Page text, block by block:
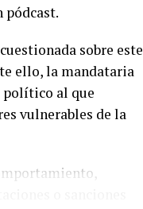
pódcast.
sobre este
ello, la mandataria
político al que
vulnerables de la